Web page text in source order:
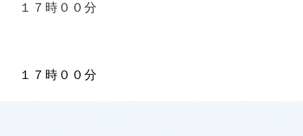
１７時００分
１７時００分